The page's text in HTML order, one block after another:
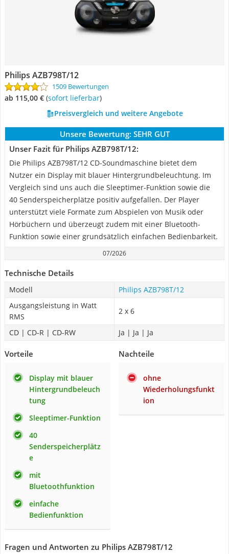
Philips AZB798T/12
1509 Bewertungen
ab 115,00 € ( Sofort lieferbar)
Preisvergleich und weitere Angebote
Unsere Bewertung: SEHR GUT
Unser Fazit für Philips AZB798T/12:
Die Philips AZB798T/12 CD-Soundmaschine bietet dem
Nutzer ein Display mit blauer Hintergrundbeleuchtung. Im
Vergleich sind uns auch die Sleeptimer-Funktion sowie die
40 Senderspeicherplätze positiv aufgefallen. Der Player
unterstützt viele Formate zum Abspielen von Musik oder
Hörbüchern und überzeugt zudem mit einer Bluetooth-
Funktion sowie einer grundsätzlich einfachen Bedienbarkeit.
07/2026
Technische Details
Modell
Philips AZB798T/12
Ausgangsleistung in Watt
RMS
2 x 6
CD | CD-R | CD-RW Ja | Ja | Ja
Vorteile
Display mit blauer
Hintergrundbeleuch
tung
Sleeptimer-Funktion
40
Senderspeicherplätz
e
mit
Bluetoothfunktion
einfache
Bedienfunktion
Nachteile
ohne
Wiederholungsfunkt
ion
Fragen und Antworten zu Philips AZB798T/12